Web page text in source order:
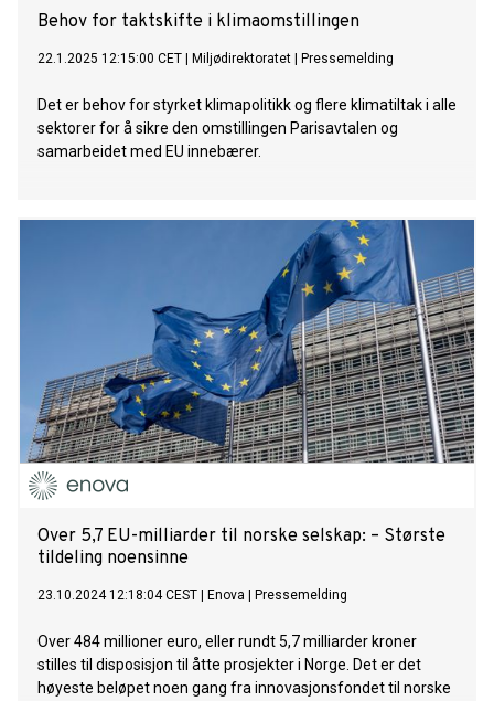
Behov for taktskifte i klimaomstillingen
22.1.2025 12:15:00 CET Miljødirektoratet Pressemelding
Det er behov for styrket klimapolitikk og flere klimatiltak i alle
sektorer for å sikre den omstillingen Parisavtalen og
samarbeidet med EU innebærer.
Over 5,7 EU-milliarder til norske selskap: – Største
tildeling noensinne
23.10.2024 12:18:04 CEST Enova Pressemelding
Over 484 millioner euro, eller rundt 5,7 milliarder kroner
stilles til disposisjon til åtte prosjekter i Norge. Det er det
høyeste beløpet noen gang fra innovasjonsfondet til norske